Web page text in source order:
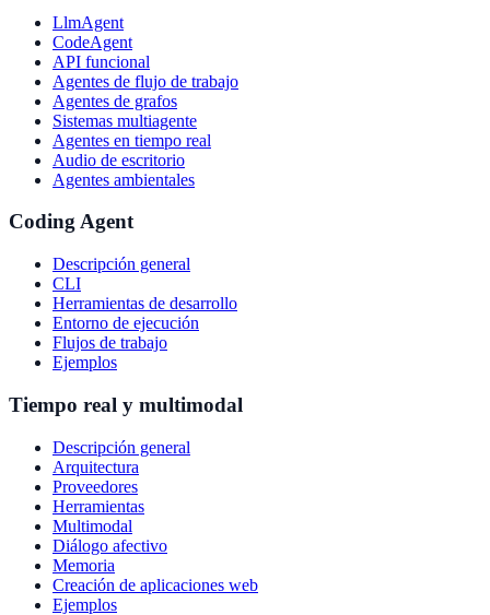
LlmAgent
CodeAgent
API funcional
Agentes de flujo de trabajo
Agentes de grafos
Sistemas multiagente
Agentes en tiempo real
Audio de escritorio
Agentes ambientales
Coding Agent
Descripción general
CLI
Herramientas de desarrollo
Entorno de ejecución
Flujos de trabajo
Ejemplos
Tiempo real y multimodal
Descripción general
Arquitectura
Proveedores
Herramientas
Multimodal
Diálogo afectivo
Memoria
Creación de aplicaciones web
Ejemplos